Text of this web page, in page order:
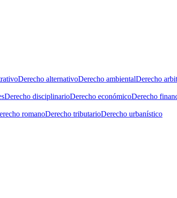
Derecho alternativoDerecho ambientalDerecho
Derecho disciplinarioDerecho económicoDerecho
romanoDerecho tributarioDerecho urbanístico